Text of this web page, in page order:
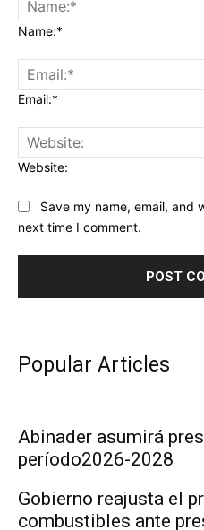
Name:*
Email:*
Website:
Save my name, email, and
next time I comment.
Popular Articles
Abinader asumirá
período2026-2028
Gobierno reajusta el
combustibles ante